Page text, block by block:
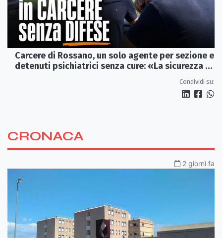
Carcere di Rossano, un solo agente per sezione e
detenuti psichiatrici senza cure: «La sicurezza è
Condividi su:
CRONACA
2 giorni fa